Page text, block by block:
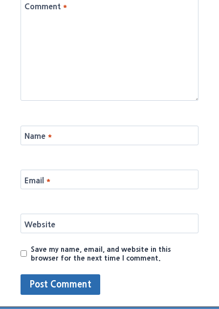
Comment *
Name *
Email *
Website
Save my name, email, and website in this
browser for the next time I comment.